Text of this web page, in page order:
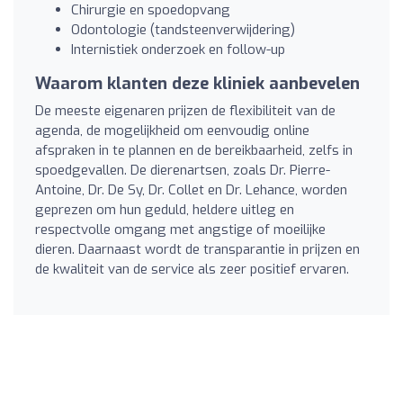
Chirurgie en spoedopvang
Odontologie (tandsteenverwijdering)
Internistiek onderzoek en follow-up
Waarom klanten deze kliniek aanbevelen
De meeste eigenaren prijzen de flexibiliteit van de
agenda, de mogelijkheid om eenvoudig online
afspraken in te plannen en de bereikbaarheid, zelfs in
spoedgevallen. De dierenartsen, zoals Dr. Pierre-
Antoine, Dr. De Sy, Dr. Collet en Dr. Lehance, worden
geprezen om hun geduld, heldere uitleg en
respectvolle omgang met angstige of moeilijke
dieren. Daarnaast wordt de transparantie in prijzen en
de kwaliteit van de service als zeer positief ervaren.